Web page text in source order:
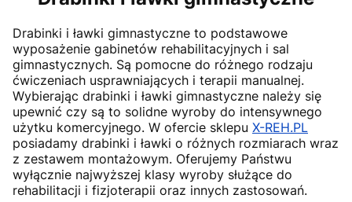
Drabinki i ławki gimnastyczne to podstawowe
wyposażenie gabinetów rehabilitacyjnych i sal
gimnastycznych. Są pomocne do różnego rodzaju
ćwiczeniach usprawniających i terapii manualnej.
Wybierając drabinki i ławki gimnastyczne należy się
upewnić czy są to solidne wyroby do intensywnego
użytku komercyjnego. W ofercie sklepu X-REH.PL
posiadamy drabinki i ławki o różnych rozmiarach wraz
z zestawem montażowym. Oferujemy Państwu
wyłącznie najwyższej klasy wyroby służące do
rehabilitacji i fizjoterapii oraz innych zastosowań.